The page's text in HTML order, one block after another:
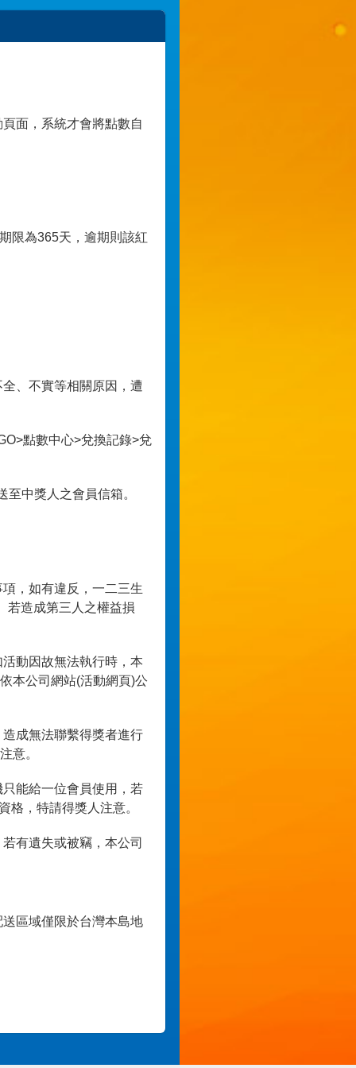
面，系統才會將點數自
限為365天，逾期則該紅
、不實等相關原因，遭
點數中心>兌換記錄>兌
中獎人之會員信箱。
，如有違反，一二三生
若造成第三人之權益損
動因故無法執行時，本
本公司網站(活動網頁)公
成無法聯繫得獎者進行
意。
能給一位會員使用，若
格，特請得獎人注意。
有遺失或被竊，本公司
區域僅限於台灣本島地